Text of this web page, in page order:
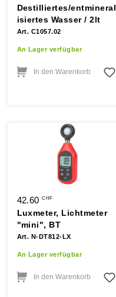
Destilliertes/entmineral
isiertes Wasser / 2lt
Art. C1057.02
An Lager verfügbar
In den Warenkorb
42.60CHF
Luxmeter, Lichtmeter
"mini", BT
Art. N-DT812-LX
An Lager verfügbar
In den Warenkorb